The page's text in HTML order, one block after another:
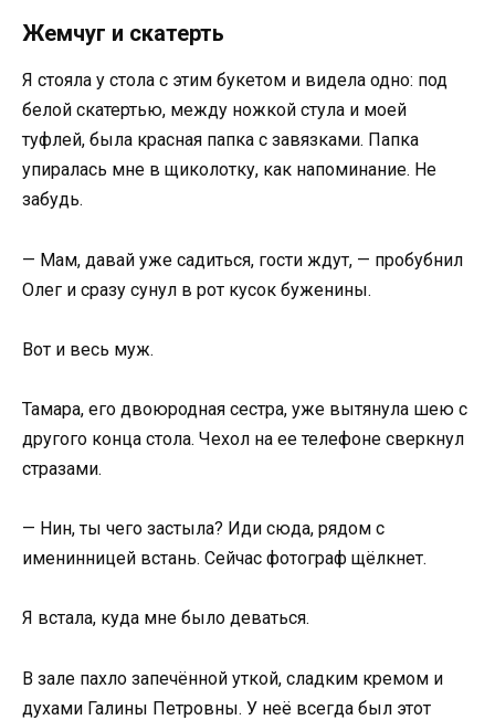
Жемчуг и скатерть
Я стояла у стола с этим букетом и видела одно: под
белой скатертью, между ножкой стула и моей
туфлей, была красная папка с завязками. Папка
упиралась мне в щиколотку, как напоминание. Не
забудь.
— Мам, давай уже садиться, гости ждут, — пробубнил
Олег и сразу сунул в рот кусок буженины.
Вот и весь муж.
Тамара, его двоюродная сестра, уже вытянула шею с
другого конца стола. Чехол на ее телефоне сверкнул
стразами.
— Нин, ты чего застыла? Иди сюда, рядом с
именинницей встань. Сейчас фотограф щёлкнет.
Я встала, куда мне было деваться.
В зале пахло запечённой уткой, сладким кремом и
духами Галины Петровны. У неё всегда был этот